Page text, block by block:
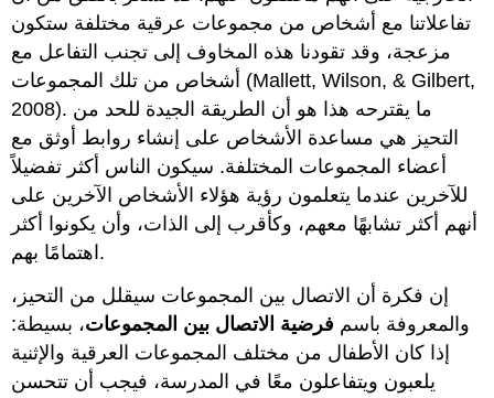
تفاعلاتنا مع أشخاص من مجموعات عرقية مختلفة ستكون
مزعجة، وقد تقودنا هذه المخاوف إلى تجنب التفاعل مع
أشخاص من تلك المجموعات (Mallett, Wilson, & Gilbert,
2008). ما يقترحه هذا هو أن الطريقة الجيدة للحد من
التحيز هي مساعدة الأشخاص على إنشاء روابط أوثق مع
أعضاء المجموعات المختلفة. سيكون الناس أكثر تفضيلاً
للآخرين عندما يتعلمون رؤية هؤلاء الأشخاص الآخرين على
أنهم أكثر تشابهًا معهم، وكأقرب إلى الذات، وأن يكونوا أكثر
اهتمامًا بهم.
إن فكرة أن الاتصال بين المجموعات سيقلل من التحيز،
والمعروفة باسم فرضية الاتصال بين المجموعات، بسيطة:
إذا كان الأطفال من مختلف المجموعات العرقية والإثنية
يلعبون ويتفاعلون معًا في المدرسة، فيجب أن تتحسن